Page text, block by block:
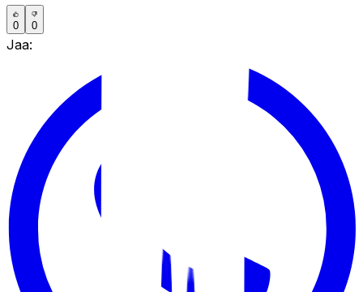
0 0
Jaa: